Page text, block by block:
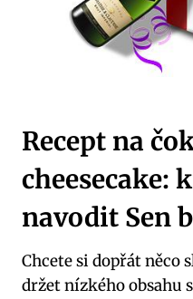
Recept ‍na
⁣cheesecake:
navodit Sen
Chcete si‌ dopřát něco
držet nízkého obsahu